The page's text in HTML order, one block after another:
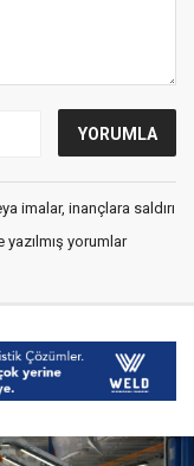
imalar, inançlara saldırı
yorumlar